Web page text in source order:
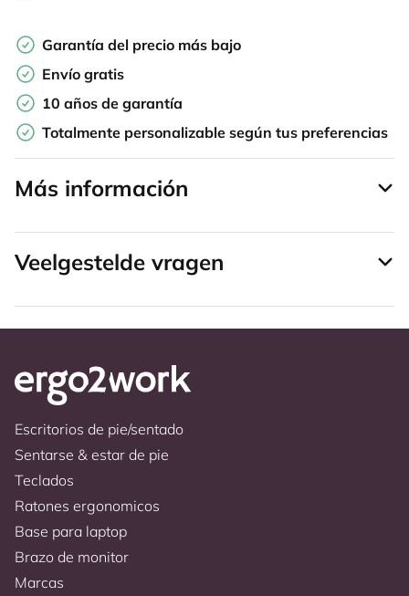
Garantía del precio más bajo
Envío gratis
10 años de garantía
Totalmente personalizable según tus preferencias
Más información
Veelgestelde vragen
Escritorios de pie/sentado
Sentarse & estar de pie
Teclados
Ratones ergonomicos
Base para laptop
Brazo de monitor
Marcas